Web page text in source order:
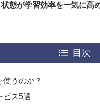
態が学習効率を一気に高
目次
使うのか？
ビス5選